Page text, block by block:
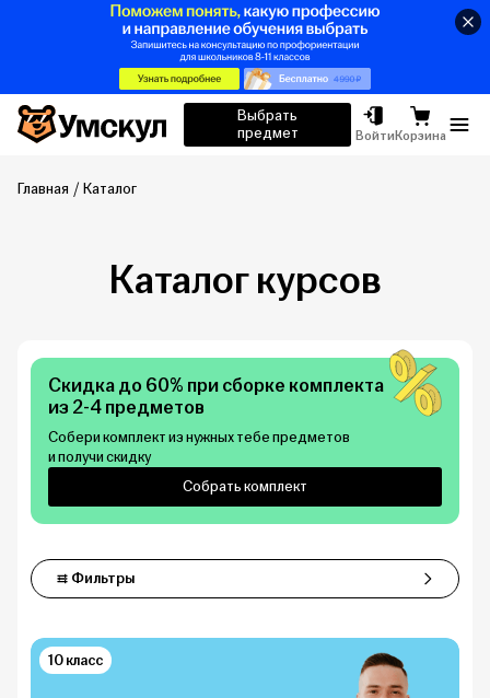
Умскул
Выбрать
предмет
ВойтиКорзина
Главная Каталог
Каталог курсов
Скидка до 60% при сборке комплекта
из 2-4 предметов
Собери комплект из нужных тебе предметов
и получи скидку
Собрать комплект
ФильтрыФильтры
10 класс